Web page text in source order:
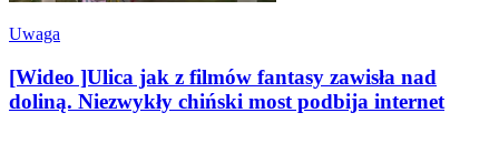
Uwaga
[Wideo ]Ulica jak z filmów fantasy zawisła nad
doliną. Niezwykły chiński most podbija internet